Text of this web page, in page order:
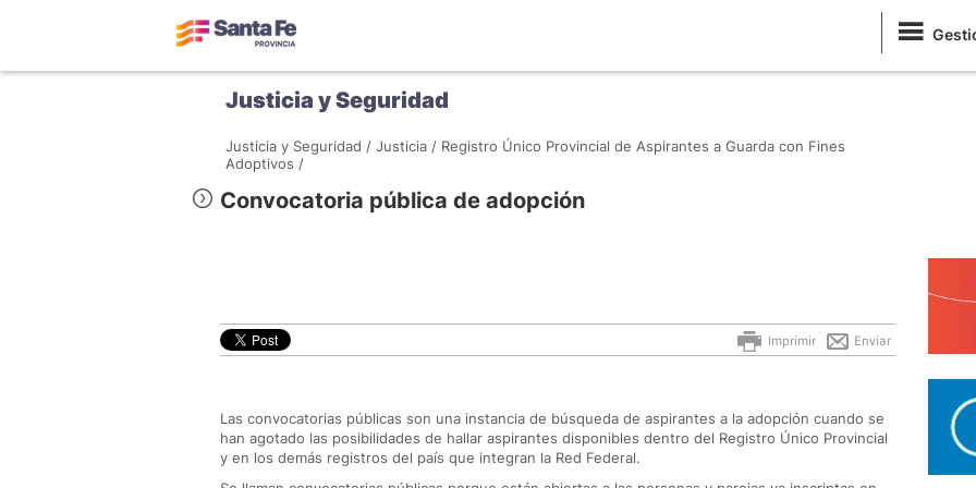
Justicia y Seguridad
Justicia y Seguridad / Justicia / Registro Único Provincial de Aspirantes a Guarda con Fines
Adoptivos /
Convocatoria pública de adopción
Enviar
Imprimir
Las convocatorias públicas son una instancia de búsqueda de aspirantes a la adopción cuando se
han agotado las posibilidades de hallar aspirantes disponibles dentro del Registro Único Provincial
y en los demás registros del país que integran la Red Federal.